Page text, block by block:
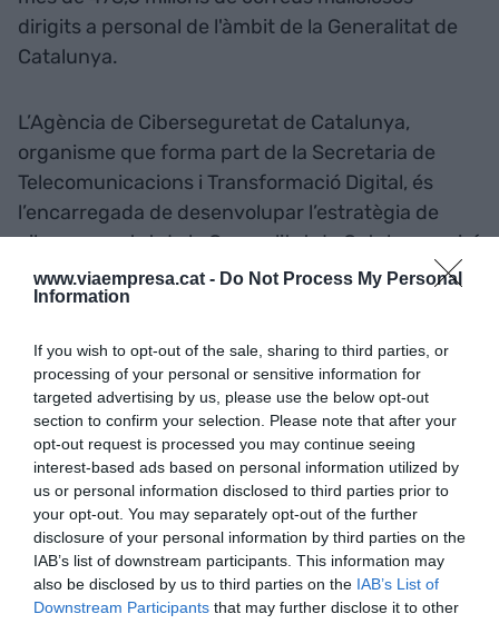
www.viaempresa.cat - Do Not Process My Personal
Information
If you wish to opt-out of the sale, sharing to third parties, or
processing of your personal or sensitive information for
targeted advertising by us, please use the below opt-out
section to confirm your selection. Please note that after your
opt-out request is processed you may continue seeing
interest-based ads based on personal information utilized by
us or personal information disclosed to third parties prior to
your opt-out. You may separately opt-out of the further
disclosure of your personal information by third parties on the
IAB’s list of downstream participants. This information may
also be disclosed by us to third parties on the IAB’s List of
Downstream Participants that may further disclose it to other
dirigits a personal de l'àmbit de la Generalitat de
Catalunya.
L’Agència de Ciberseguretat de Catalunya,
organisme que forma part de la Secretaria de
Telecomunicacions i Transformació Digital, és
l’encarregada de desenvolupar l’estratègia de
ciberseguretat de la Generalitat de Catalunya, així
com d’executar les polítiques públiques en
aquesta matèria i contribuir a la sensibilització
ciutadania.
AfegirVIA Empresacom a font preferida de
Google de forma gratuïta
Estigues informat amb les últimes notícies d'actualitat